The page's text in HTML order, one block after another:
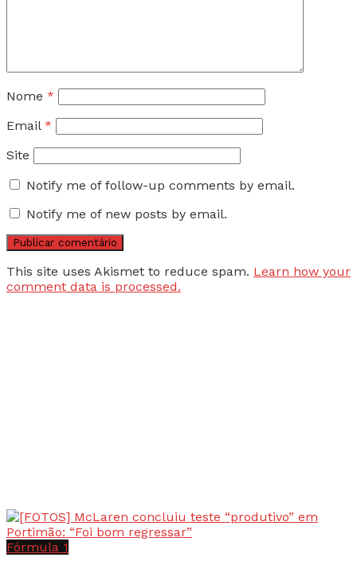
Nome *
Email *
Site
Notify me of follow-up comments by email.
Notify me of new posts by email.
This site uses Akismet to reduce spam. Learn how your
comment data is processed.
Fórmula 1